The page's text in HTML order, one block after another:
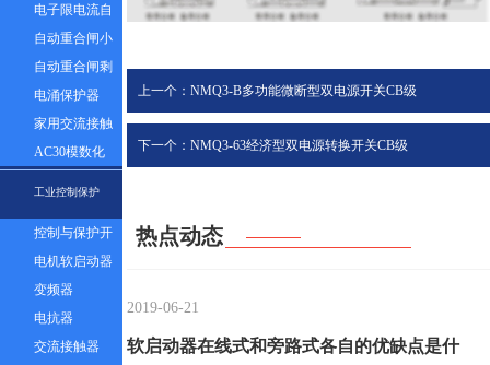
保护器
电子限电流自
动控制器
自动重合闸小
型断路器
自动重合闸剩
余电流塑壳断
路器
电涌保护器
家用交流接触
器
AC30模数化
工业控制保护
控制与保护开
关
电机软启动器
变频器
电抗器
交流接触器
上一个：NMQ3-B多功能微断型双电源开关CB级
下一个：NMQ3-63经济型双电源转换开关CB级
热点动态
2019-06-21
软启动器在线式和旁路式各自的优缺点是什